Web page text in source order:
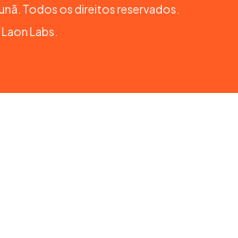
Todos os direitos reservados.
Laon Labs